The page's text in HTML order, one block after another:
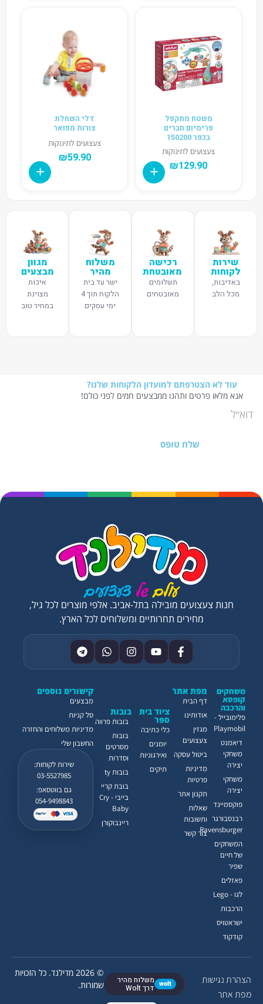
משטח מתקפל
פרימיום חברים
בכפר 150200
צעצועים לתינוקות
₪129.90
דלי השחלת
צורות מפואר
צעצועים לתינוקות
₪59.90
שירות
לקוחות
באדיבות,
מכל הלב
רכישה
מאובטחת
תשלומים
מאובטחים
משלוח
מהיר
ישר עד בית
הלקוח תוך 4
ימי עסקים
מגוון
מבצעים
איכות
מצוינת
במחיר טוב
עוד לא הצטרפתם למועדון הלקוחות שלנו?
אנא מלאו פרטים ותהנו ממבצעים חמים לפני כולם!
שלח טופס
הצהרת נגישות
מפת אתר
wolt משלוח מהיר
דרך Wolt
© 2026 מדילנד. כל הזכויות
שמורות.
קישורים נוספים
מבצעים
סל קניות
מדיניות משלוחים והחזרה
החשבון שלי
שירות לקוחות:
03-5527985
גם בווטסאפ:
054-9498843
ציוד בית
ספר
כלי כתיבה
יומנים
ואירגוניות
תיקים
בובות
בובות פרווה
בובות
מסרטים
וסדרות
בובות ty
בובת קריי
בייבי - Cry
Baby
ריינבוקורן
משחקים
קופסא
והרכבה
פלימובייל -
Playmobil
דיאמנט
משחקי
יצירה
משחקי
יצירה
פוקסמיינד
רבנסבורגר
Ravensburger
המשחקים
של חיים
שפיר
פאזלים
לגו - Lego
הרכבות
ישראטויס
קודקוד
מפת אתר
דף הבית
אודותינו
מגזין
צעצועים
ביטול עסקה
מדיניות
פרטיות
תקנון אתר
שאלות
ותשובות
צור קשר
חנות צעצועים מובילה בתל-אביב. אלפי מוצרים לכל גיל,
מחירים תחרותיים ומשלוחים לכל הארץ.